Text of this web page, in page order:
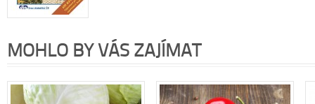
MOHLO BY VÁS ZAJÍMAT